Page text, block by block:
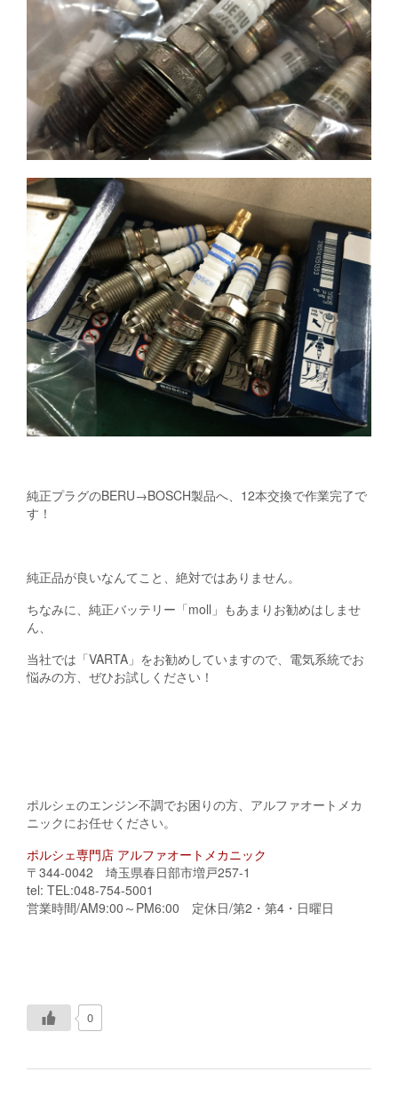
純正プラグのBERU→BOSCH製品へ、12本交換で作業完了で
す！
純正品が良いなんてこと、絶対ではありません。
ちなみに、純正バッテリー「moll」もあまりお勧めはしませ
ん、
当社では「VARTA」をお勧めしていますので、電気系統でお
悩みの方、ぜひお試しください！
ポルシェのエンジン不調でお困りの方、アルファオートメカ
ニックにお任せください。
ポルシェ専門店 アルファオートメカニック
〒344-0042 埼玉県春日部市増戸257-1
tel: TEL:048-754-5001
営業時間/AM9:00～PM6:00 定休日/第2・第4・日曜日
0